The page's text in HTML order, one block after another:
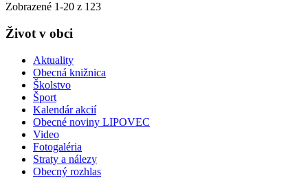
Zobrazené 1-20 z 123
Život v obci
Aktuality
Obecná knižnica
Školstvo
Šport
Kalendár akcií
Obecné noviny LIPOVEC
Video
Fotogaléria
Straty a nálezy
Obecný rozhlas